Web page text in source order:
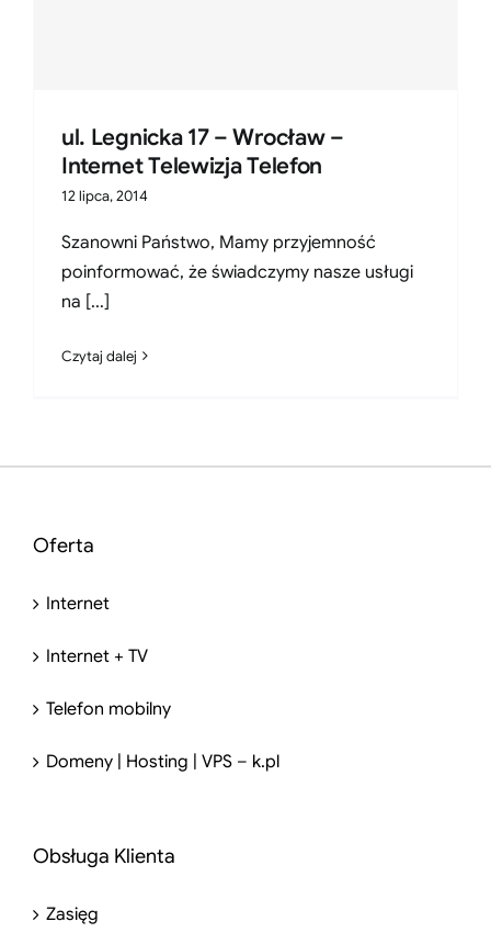
ul. Legnicka 17 – Wrocław –
Internet Telewizja Telefon
12 lipca, 2014
Szanowni Państwo, Mamy przyjemność
poinformować, że świadczymy nasze usługi
na [...]
Czytaj dalej
Oferta
Internet
Internet + TV
Telefon mobilny
Domeny | Hosting | VPS – k.pl
Obsługa Klienta
Zasięg